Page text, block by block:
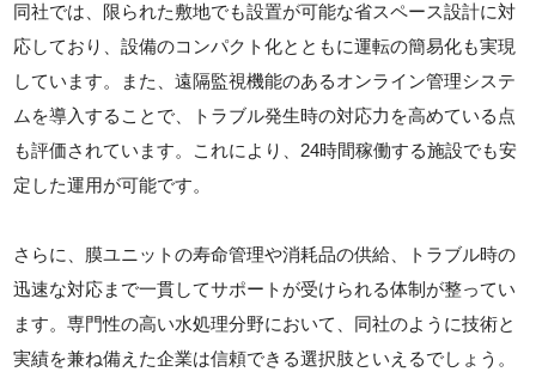
同社では、限られた敷地でも設置が可能な省スペース設計に対
応しており、設備のコンパクト化とともに運転の簡易化も実現
しています。また、遠隔監視機能のあるオンライン管理システ
ムを導入することで、トラブル発生時の対応力を高めている点
も評価されています。これにより、24時間稼働する施設でも安
定した運用が可能です。
さらに、膜ユニットの寿命管理や消耗品の供給、トラブル時の
迅速な対応まで一貫してサポートが受けられる体制が整ってい
ます。専門性の高い水処理分野において、同社のように技術と
実績を兼ね備えた企業は信頼できる選択肢といえるでしょう。